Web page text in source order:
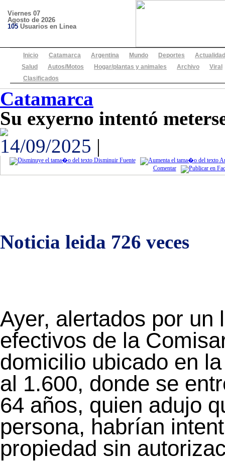
Viernes 07
Agosto de 2026
105 Usuarios en Linea
Inicio Catamarca Argentina Mundo Deportes
Actualidad
Salud
Autos/Motos Hogar/plantas y animales Archivo
Viral
Clasificados
Catamarca
Su exyerno intentó
14/09/2025 |
Disminuir Fuente
Comentar
Noticia leida 726 veces
Ayer, alertados por un
efectivos de la
domicilio ubicado en
al 1.600, donde se
64 años, quien adujo
persona, habrían
propiedad sin